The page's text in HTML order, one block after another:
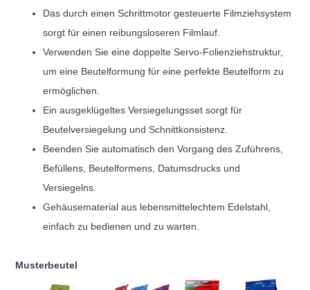
Das durch einen Schrittmotor gesteuerte Filmziehsystem
sorgt für einen reibungsloseren Filmlauf.
Verwenden Sie eine doppelte Servo-Folienziehstruktur,
um eine Beutelformung für eine perfekte Beutelform zu
ermöglichen.
Ein ausgeklügeltes Versiegelungsset sorgt für
Beutelversiegelung und Schnittkonsistenz.
Beenden Sie automatisch den Vorgang des Zuführens,
Befüllens, Beutelformens, Datumsdrucks und
Versiegelns.
Gehäusematerial aus lebensmittelechtem Edelstahl,
einfach zu bedienen und zu warten.
Musterbeutel